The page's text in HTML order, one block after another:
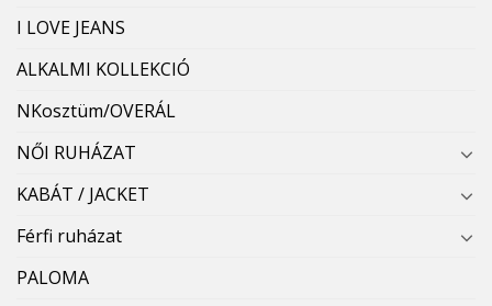
I LOVE JEANS
ALKALMI KOLLEKCIÓ
NKosztüm/OVERÁL
NŐI RUHÁZAT
KABÁT / JACKET
Férfi ruházat
PALOMA